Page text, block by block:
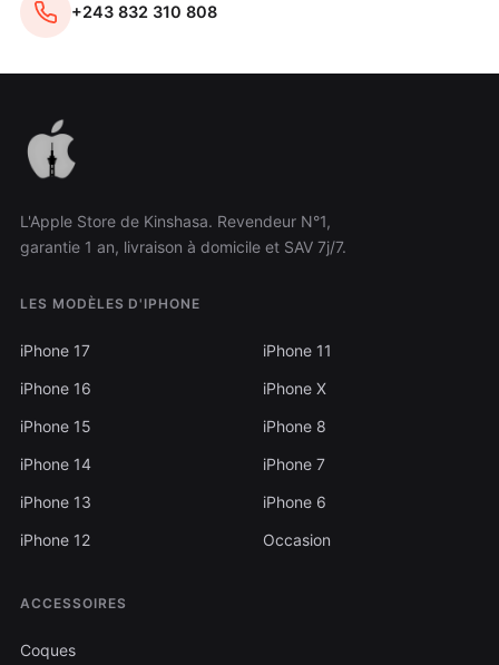
+243 832 310 808
L'Apple Store de Kinshasa. Revendeur N°1,
garantie 1 an, livraison à domicile et SAV 7j/7.
LES MODÈLES D'IPHONE
iPhone 17
iPhone 16
iPhone 15
iPhone 14
iPhone 13
iPhone 12
iPhone 11
iPhone X
iPhone 8
iPhone 7
iPhone 6
Occasion
ACCESSOIRES
Coques